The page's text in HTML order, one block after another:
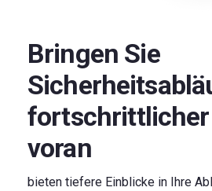
Bringen Sie
voran
bieten tiefere Einblicke in Ihre